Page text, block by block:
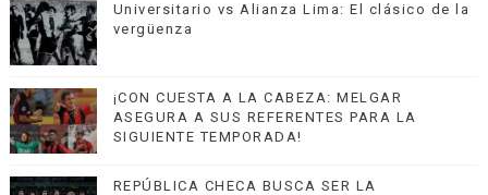
Universitario vs Alianza Lima: El clásico de la
vergüenza
¡CON CUESTA A LA CABEZA: MELGAR
ASEGURA A SUS REFERENTES PARA LA
SIGUIENTE TEMPORADA!
REPÚBLICA CHECA BUSCA SER LA